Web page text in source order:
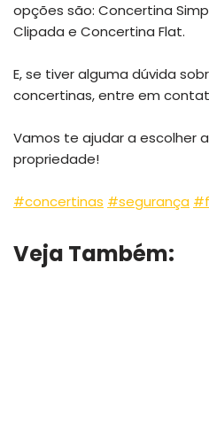
opções são: Concertina
Clipada e Concertina Flat.
E, se tiver alguma dúvida
concertinas, entre em
Vamos te ajudar a escolher
propriedade!
#concertinas #segurança
Veja Também: